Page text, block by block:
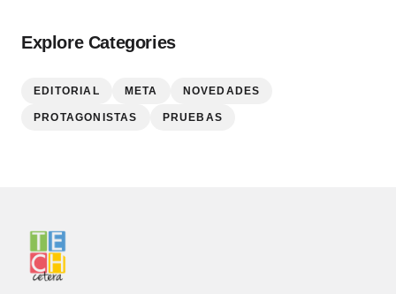
Explore Categories
EDITORIAL META NOVEDADES
PROTAGONISTAS PRUEBAS